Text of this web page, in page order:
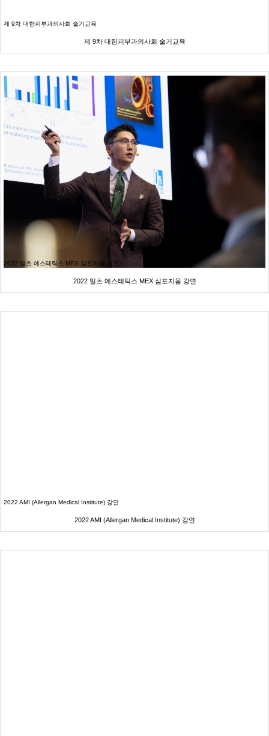
제 9차 대한피부과의사회 술기교육
제 9차 대한피부과의사회 술기교육
2022 멀츠 에스테틱스 MEX 심포지움 강연
2022 멀츠 에스테틱스 MEX 심포지움 강연
2022 AMI (Allergan Medical Institute) 강연
2022 AMI (Allergan Medical Institute) 강연